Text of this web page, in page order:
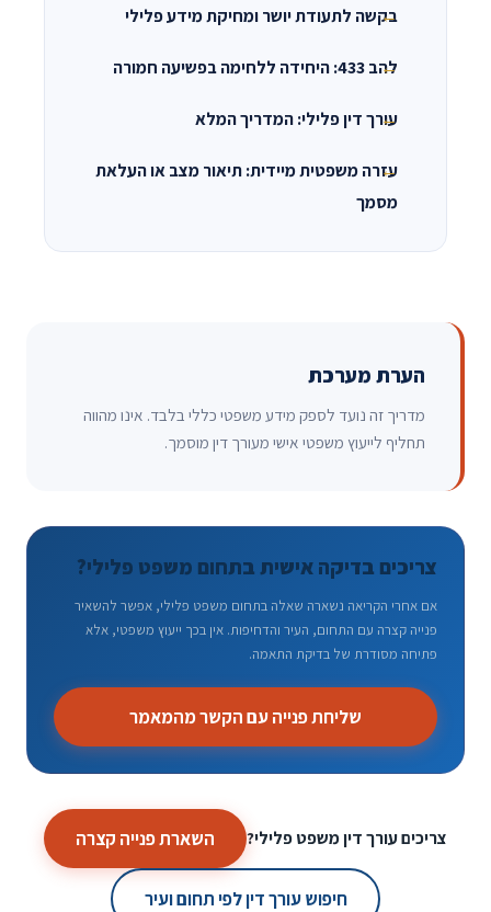
בקשה לתעודת יושר ומחיקת מידע פלילי
להב 433: היחידה ללחימה בפשיעה חמורה
עורך דין פלילי: המדריך המלא
עזרה משפטית מיידית: תיאור מצב או העלאת
מסמך
הערת מערכת
מדריך זה נועד לספק מידע משפטי כללי בלבד. אינו מהווה
תחליף לייעוץ משפטי אישי מעורך דין מוסמך.
צריכים בדיקה אישית בתחום משפט פלילי?
אם אחרי הקריאה נשארה שאלה בתחום משפט פלילי, אפשר להשאיר
פנייה קצרה עם התחום, העיר והדחיפות. אין בכך ייעוץ משפטי, אלא
פתיחה מסודרת של בדיקת התאמה.
שליחת פנייה עם הקשר מהמאמר
צריכים עורך דין משפט פלילי? השארת פנייה קצרה
חיפוש עורך דין לפי תחום ועיר